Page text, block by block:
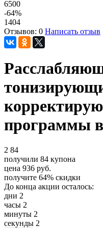
6500
-64%
1404
Отзывов: 0 Написать отзыв
программы в
2 84
получили 84 купона
цена 936 руб.
получите 64% скидки
До конца акции осталось:
дни 2
часы 2
минуты 2
секунды 2